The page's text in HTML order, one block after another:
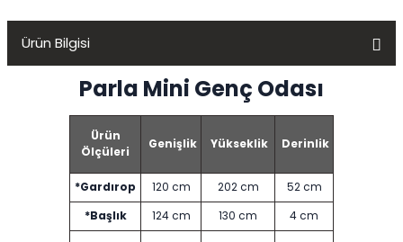
Ürün Bilgisi
Parla Mini Genç Odası
Ürün
Ölçüleri
Genişlik Yükseklik Derinlik
*Gardırop 120 cm 202 cm
52 cm
*Başlık
124 cm 130 cm 4 cm